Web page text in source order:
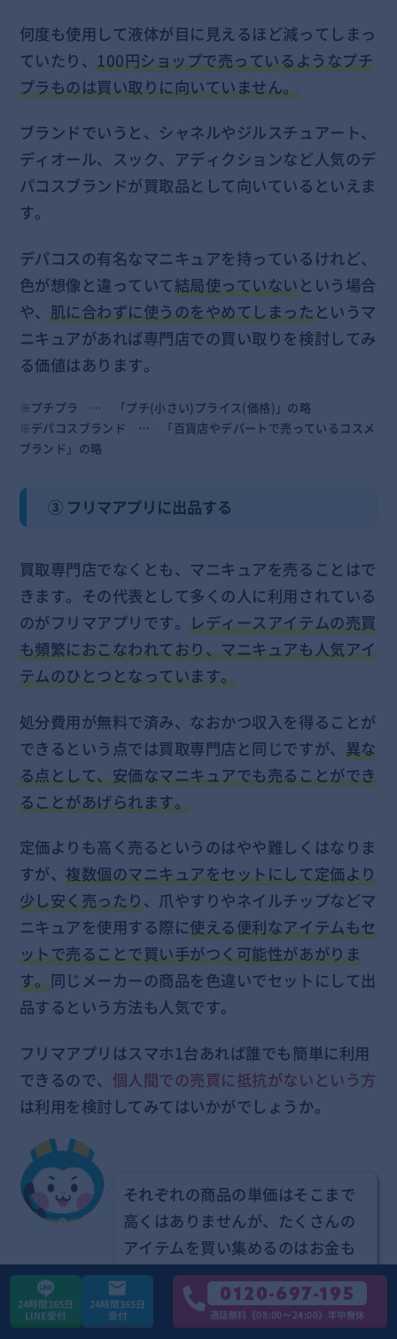
何度も使用して液体が目に見えるほど減ってしまっ
ていたり、100円ショップで売っているようなプチ
プラものは買い取りに向いていません。
ブランドでいうと、シャネルやジルスチュアート、
ディオール、スック、アディクションなど人気のデ
パコスブランドが買取品として向いているといえま
す。
デパコスの有名なマニキュアを持っているけれど、
色が想像と違っていて結局使っていないという場合
や、 肌に合わずに使うのをやめてしまったというマ
ニキュアがあれば専門店での買い取りを検討してみ
る価値はあります。
※プチプラ … 「プチ(小さい)プライス(価格)」の略
※デパコスブランド … 「百貨店やデパートで売っているコスメ
ブランド」の略
③ フリマアプリに出品する
買取専門店でなくとも、マニキュアを売ることはで
きます。その代表として多くの人に利用されている
のがフリマアプリです。レディースアイテムの売買
も頻繁におこなわれており、マニキュアも人気アイ
テムのひとつとなっています。
処分費用が無料で済み、なおかつ収入を得ることが
できるという点では買取専門店と同じですが、 異な
る点として、安価なマニキュアでも売ることができ
ることがあげられます。
定価よりも高く売るというのはやや難しくはなりま
すが、複数個のマニキュアをセットにして定価より
少し安く売ったり、爪やすりやネイルチップなどマ
ニキュアを使用する際に使える便利なアイテムもセ
ットで売ることで買い手がつく可能性があがりま
す。同じメーカーの商品を色違いでセットにして出
品するという方法も人気です。
フリマアプリはスマホ1台あれば誰でも簡単に利用
できるので、 個人間での売買に抵抗がないという方
は利用を検討してみてはいかがでしょうか。
それぞれの商品の単価はそこまで
高くはありませんが、たくさんの
アイテムを買い集めるのはお金も
かかり難しいです。まとめて安く
手に入るなら欲しいという人は多
く、纏め売りは地味に需要があり
24時間365日
LINE受付
24時間365日
受付
0120-697-195
通話無料《08:00〜24:00》年中無休